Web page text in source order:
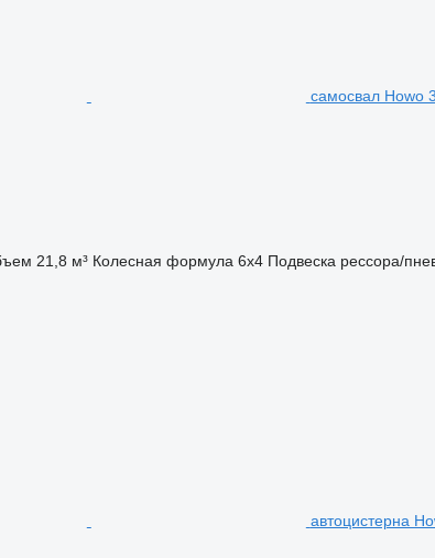
самосвал Howo
21,8 м³ Колесная формула 6x4 Подвеска рессора/
автоцистерна